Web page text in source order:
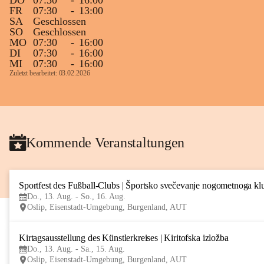
FR
07:30 - 13:00
SA
Geschlossen
SO
Geschlossen
MO 07:30 - 16:00
DI
07:30 - 16:00
MI
07:30 - 16:00
Zuletzt bearbeitet: 03.02.2026
Kommende Veranstaltungen
Sportfest des Fußball-Clubs | Športsko svečevanje nogometnoga
Do., 13. Aug. - So., 16. Aug.
Oslip, Eisenstadt-Umgebung, Burgenland, AUT
Kirtagsausstellung des Künstlerkreises | Kiritofska izložba
Do., 13. Aug. - Sa., 15. Aug.
Oslip, Eisenstadt-Umgebung, Burgenland, AUT